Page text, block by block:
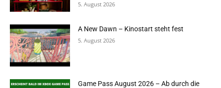
5. August 2026
A New Dawn – Kinostart steht fest
5. August 2026
Game Pass August 2026 – Ab durch die